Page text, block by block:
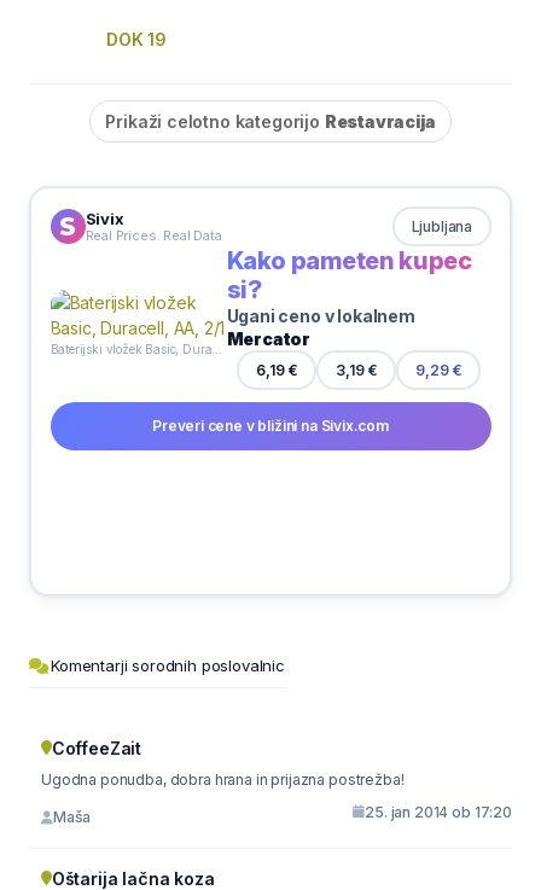
DOK 19
Prikaži celotno kategorijo Restavracija
Sivix
Real Prices. Real Data Ljubljana
Kako pameten kupec
si?
Ugani ceno v lokalnem
Mercator
6,19 € 3,19 € 9,29 €
Preveri cene v bližini na Sivix.com
Komentarji sorodnih poslovalnic
CoffeeZait
Ugodna ponudba, dobra hrana in prijazna postrežba!
Maša 25. jan 2014 ob 17:20
Oštarija lačna koza